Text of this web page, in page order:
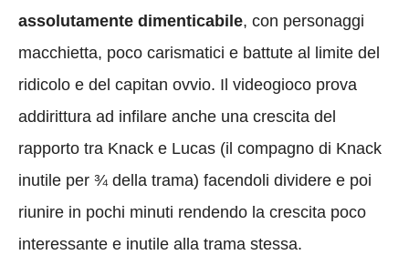
assolutamente dimenticabile, con personaggi
macchietta, poco carismatici e battute al limite del
ridicolo e del capitan ovvio. Il videogioco prova
addirittura ad infilare anche una crescita del
rapporto tra Knack e Lucas (il compagno di Knack
inutile per ¾ della trama) facendoli dividere e poi
riunire in pochi minuti rendendo la crescita poco
interessante e inutile alla trama stessa.